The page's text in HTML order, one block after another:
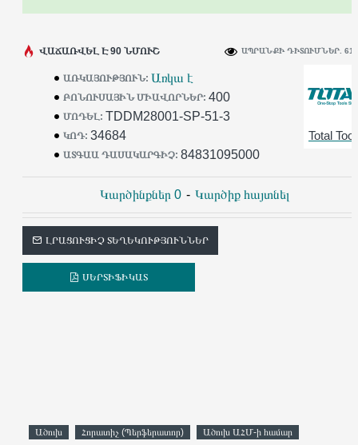
ԱՌԿԱՅՈՒԹՅՈՒՆ: Առկա է
ԲՈՆՈՒՍԱՅԻՆ ՄԻԱՎՈՐՆԵՐ: 400
ՄՈԴԵԼ: TDDM28001-SP-51-3
ԿՈԴ: 34684
ԱՏԳԱԱ ԴԱՍԱԿԱՐԳԻՉ: 84831095000
Total
ՎԱՃԱՌՎԵԼ Է 90 ՆՄՈՒՇ ԱՊՐԱՆՔԻ ԴԻՏՈՒՄՆԵՐ.
Կարծինքներ 0 - Կարծիք հայտնել
ԼՐԱՑՈՒՑԻՉ ՏԵՂԵԿՈՒԹՅՈՒՆՆԵՐ
ՍԵՐՏԻՖԻԿԱՏ
Ածուխ Հորատիչ (Պերֆերատոր) Ածուխ ԱՀՄ-ի համար